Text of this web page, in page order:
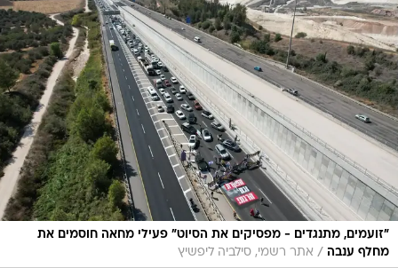
"זועמים, מתנגדים - מפסיקים את הסיוט" פעילי מחאה חוסמים את
מחלף ענבה / אתר רשמי, סילביה ליפשיץ